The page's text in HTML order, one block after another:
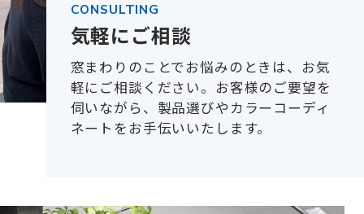
CONSULTING
気軽にご相談
窓まわりのことでお悩みのときは、お気
軽にご相談ください。お客様のご要望を
伺いながら、製品選びやカラーコーディ
ネートをお手伝いいたします。